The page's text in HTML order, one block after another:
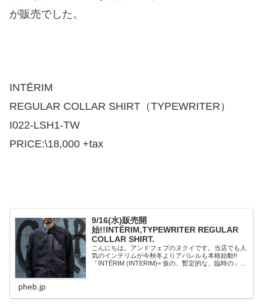
が販売でした。
INTĒRIM
REGULAR COLLAR SHIRT（TYPEWRITER）
I022-LSH1-TW
PRICE:\18,000 +tax
9/16(水)販売開
始!!INTĒRIM,TYPEWRITER REGULAR
COLLAR SHIRT.
こんにちは。アンドフェブのヌクイです。当店でも人
気のインテリムが今秋冬よりアパレルも本格始動!!
「INTĒRIM (INTERIM)= 仮の、暫定的な、臨時の」
pheb.jp